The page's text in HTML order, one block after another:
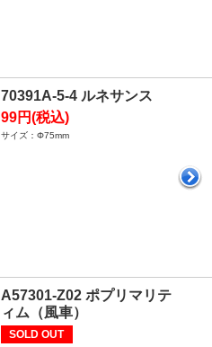
70391A-5-4 ルネサンス
99円(税込)
サイズ：Φ75mm
A57301-Z02 ポプリマリテ
ィム（風車）
SOLD OUT